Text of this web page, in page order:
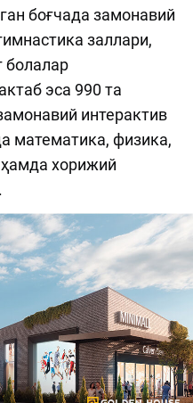
боғчада замонавий
заллари,
болалар
эса 990 та
интерактив
математика, физика,
хорижий